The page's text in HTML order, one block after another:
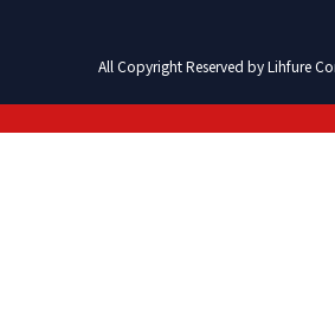
All Copyright Reserved by Lihfure